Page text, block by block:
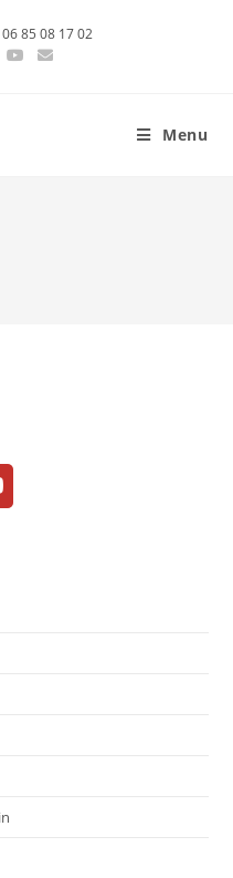
85 08 17 02
Menu